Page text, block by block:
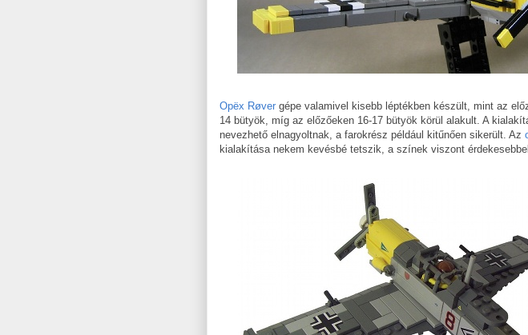
Opëx Røver gépe valamivel kisebb léptékben készült, mint az
14 bütyök, míg az előzőeken 16-17 bütyök körül alakult. A
nevezhető elnagyoltnak, a farokrész például kitűnően sikerült. Az
kialakítása nekem kevésbé tetszik, a színek viszont